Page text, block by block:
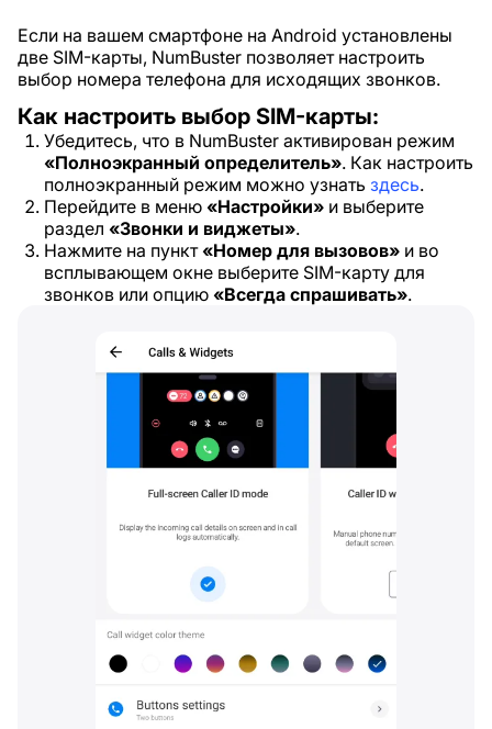
Если на вашем смартфоне на Android установлены
две SIM-карты, NumBuster позволяет настроить
выбор номера телефона для исходящих звонков.
Как настроить выбор SIM-карты:
Убедитесь, что в NumBuster активирован режим
«Полноэкранный определитель». Как настроить
полноэкранный режим можно узнать здесь.
Перейдите в меню «Настройки» и выберите
раздел «Звонки и виджеты».
Нажмите на пункт«Номер для вызовов» и во
всплывающем окне выберите SIM-карту для
звонков или опцию «Всегда спрашивать».